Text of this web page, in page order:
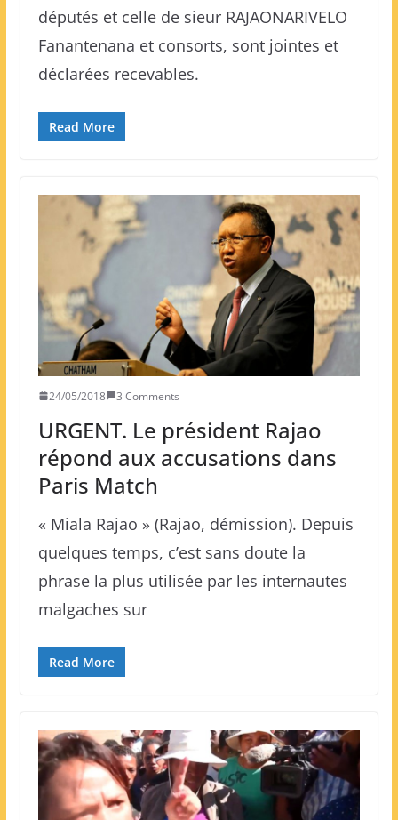
députés et celle de sieur RAJAONARIVELO
Fanantenana et consorts, sont jointes et
déclarées recevables.
Read More
24/05/2018 3 Comments
URGENT. Le président Rajao
répond aux accusations dans
Paris Match
« Miala Rajao » (Rajao, démission). Depuis
quelques temps, c’est sans doute la
phrase la plus utilisée par les internautes
malgaches sur
Read More